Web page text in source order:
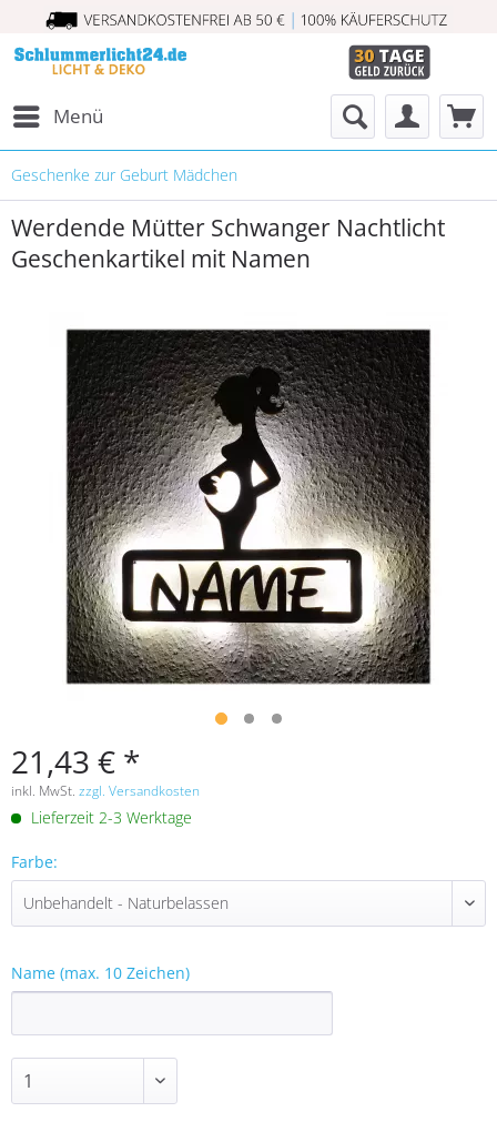
Menü
Geschenke zur Geburt Mädchen
Werdende Mütter Schwanger Nachtlicht
Geschenkartikel mit Namen
21,43 € *
inkl. MwSt. zzgl. Versandkosten
Lieferzeit 2-3 Werktage
Farbe:
Name (max. 10 Zeichen)